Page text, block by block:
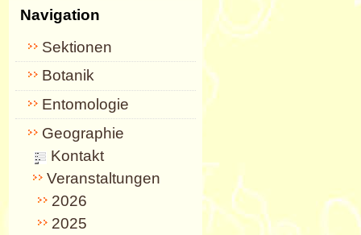
Navigation
Sektionen
Botanik
Entomologie
Geographie
Kontakt
Veranstaltungen
2026
2025